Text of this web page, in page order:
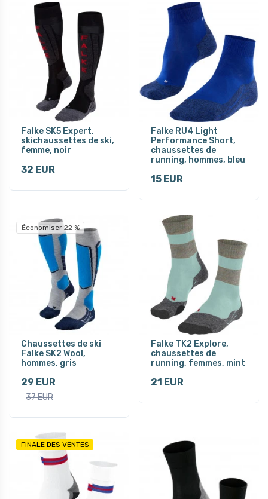
Falke SK5 Expert,
skichaussettes de ski,
femme, noir
32 EUR
Falke RU4 Light
Performance Short,
chaussettes de
running, hommes, bleu
15 EUR
Économiser 22 %
Chaussettes de ski
Falke SK2 Wool,
hommes, gris
29 EUR
37 EUR
Falke TK2 Explore,
chaussettes de
running, femmes, mint
21 EUR
FINALE DES VENTES